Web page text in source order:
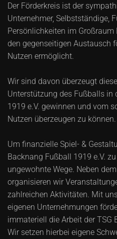
Der Förderkreis ist der
Unternehmer, Selbstständige,
Persönlichkeiten im
den gegenseitigen Austausch
Nutzen ermöglicht.
Wir sind davon überzeugt
Unterstützung des Fußballs in
1919 e.V. gewinnen und vom
Nutzen überzeugen zu können.
Um finanzielle Spiel- &
Backnang Fußball 1919 e.V.
ungewohnte Wege. Neben
organisieren wir
zahlreichen Aktivitäten. Mit
eigenen Unternehmungen
immateriell die Arbeit der TSG
Wir setzen hierbei eigene